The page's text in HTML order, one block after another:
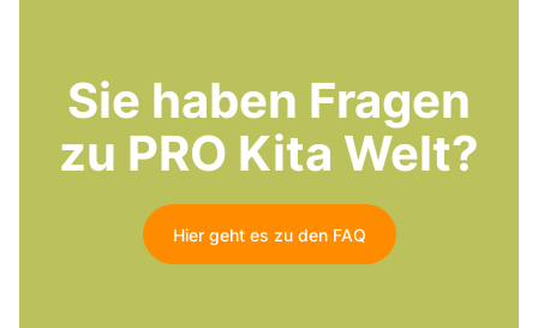
Sie haben Fragen
zu PRO Kita Welt?
Hier geht es zu den FAQ